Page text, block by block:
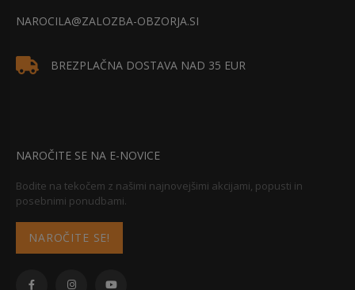
NAROCILA@ZALOZBA-OBZORJA.SI
BREZPLAČNA DOSTAVA NAD 35 EUR
NAROČITE SE NA E-NOVICE
Bodite na tekočem z našimi najnovejšimi akcijami, popusti in
posebnimi ponudbami.
NAROČITE SE!